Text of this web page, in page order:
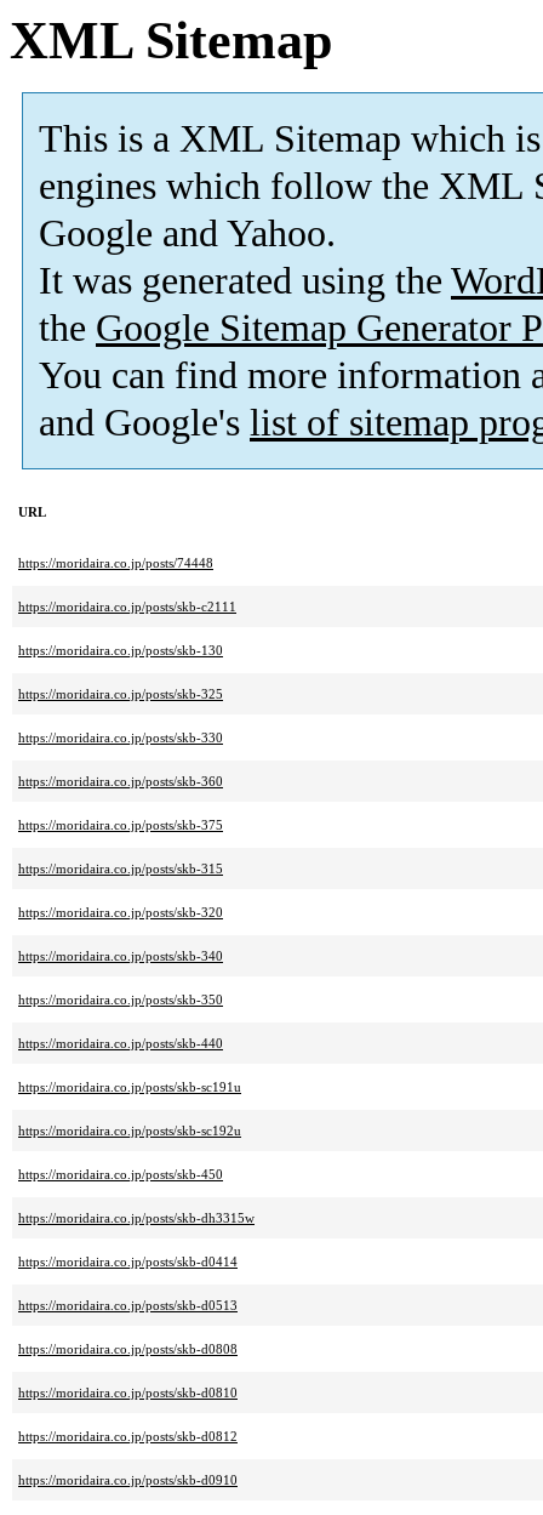
XML Sitemap
This is a XML Sitemap which is
engines which follow the XML
Google and Yahoo.
It was generated using the
the Google Sitemap Generator
You can find more information
and Google's list of sitemap
URL
https://moridaira.co.jp/posts/74448
https://moridaira.co.jp/posts/skb-c2111
https://moridaira.co.jp/posts/skb-130
https://moridaira.co.jp/posts/skb-325
https://moridaira.co.jp/posts/skb-330
https://moridaira.co.jp/posts/skb-360
https://moridaira.co.jp/posts/skb-375
https://moridaira.co.jp/posts/skb-315
https://moridaira.co.jp/posts/skb-320
https://moridaira.co.jp/posts/skb-340
https://moridaira.co.jp/posts/skb-350
https://moridaira.co.jp/posts/skb-440
https://moridaira.co.jp/posts/skb-sc191u
https://moridaira.co.jp/posts/skb-sc192u
https://moridaira.co.jp/posts/skb-450
https://moridaira.co.jp/posts/skb-dh3315w
https://moridaira.co.jp/posts/skb-d0414
https://moridaira.co.jp/posts/skb-d0513
https://moridaira.co.jp/posts/skb-d0808
https://moridaira.co.jp/posts/skb-d0810
https://moridaira.co.jp/posts/skb-d0812
https://moridaira.co.jp/posts/skb-d0910